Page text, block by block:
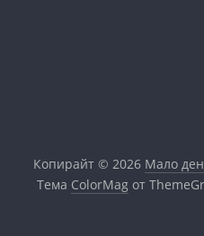
Копирайт © 2026 Мало
Тема ColorMag от